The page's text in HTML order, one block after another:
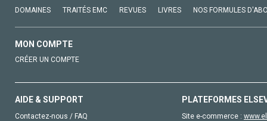
DOMAINES TRAITÉS EMC REVUES LIVRES NOS FORMULES
MON COMPTE
CRÉER UN COMPTE
AIDE & SUPPORT
Contactez-nous / FAQ
PLATEFORMES
Site e-commerce :